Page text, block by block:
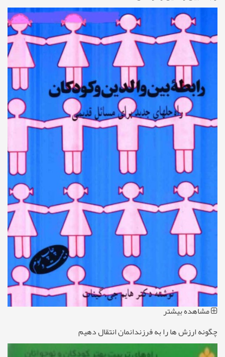
مشاهده بیشتر
چگونه ارزش ‌ها را به فرزندانمان انتقال دهیم